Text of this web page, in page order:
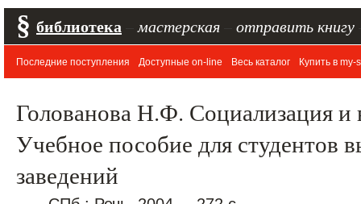
§ библиотека мастерская отправить книгу
Последние поступления Доступные on-line Весь каталог Купить в my-
Голованова Н.Ф. Социализация и
Учебное пособие для студентов
заведений